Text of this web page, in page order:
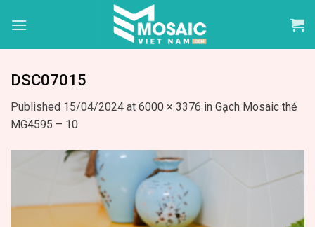
DSC07015
Published 15/04/2024 at 6000 × 3376 in Gạch Mosaic thẻ
MG4595 – 10